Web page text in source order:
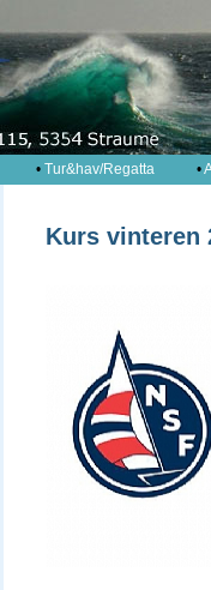
• Tur&hav/Regatta •
Kurs vinteren